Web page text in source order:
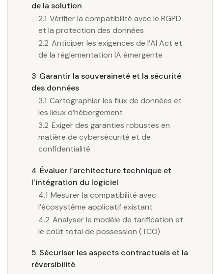
de la solution
2.1 Vérifier la compatibilité avec le RGPD
et la protection des données
2.2 Anticiper les exigences de l’AI Act et
de la réglementation IA émergente
3 Garantir la souveraineté et la sécurité
des données
3.1 Cartographier les flux de données et
les lieux d’hébergement
3.2 Exiger des garanties robustes en
matière de cybersécurité et de
confidentialité
4 Évaluer l’architecture technique et
l’intégration du logiciel
4.1 Mesurer la compatibilité avec
l’écosystème applicatif existant
4.2 Analyser le modèle de tarification et
le coût total de possession (TCO)
5 Sécuriser les aspects contractuels et la
réversibilité